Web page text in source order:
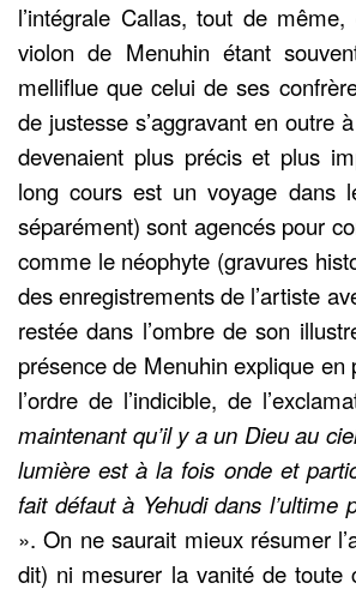
l’intégrale Callas, tout de
violon de Menuhin étant
melliflue que celui de ses
de justesse s’aggravant en outre
devenaient plus précis et plus
long cours est un voyage dans
séparément) sont agencés pour
comme le néophyte (gravures
des enregistrements de l’artiste
restée dans l’ombre de son
présence de Menuhin explique
l’ordre de l’indicible, de
maintenant qu’il y a un Dieu au
lumière est à la fois onde et
fait défaut à Yehudi dans l’ultime
». On ne saurait mieux résumer
dit) ni mesurer la vanité de toute